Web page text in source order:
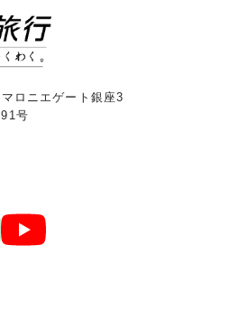
ロニエゲート銀座3
号